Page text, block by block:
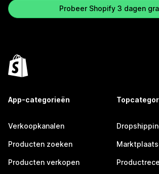
Probeer Shopify 3 dagen
App-categorieën
Verkoopkanalen
Producten zoeken
Producten verkopen